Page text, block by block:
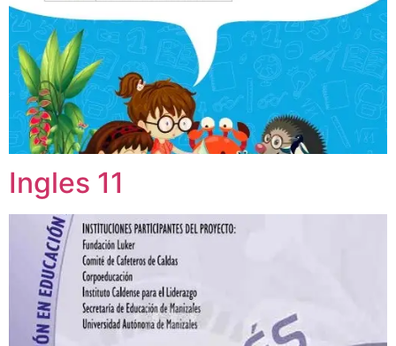
Ingles 11